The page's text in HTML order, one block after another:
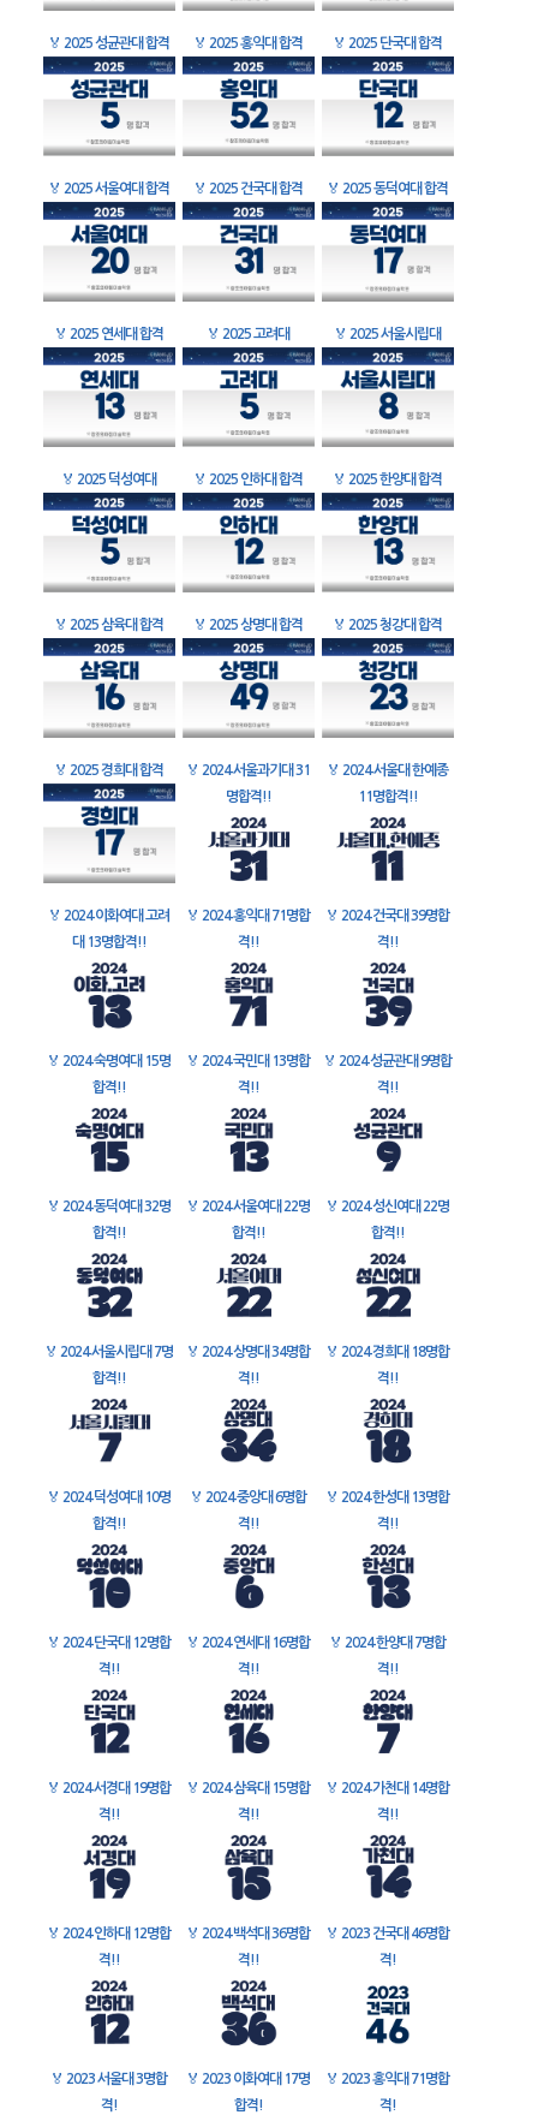
🏅 2025 성균관대 합격 🏅 2025 홍익대 합격 🏅 2025 단국대 합격
🏅 2025 서울여대 합격 🏅 2025 건국대 합격 🏅 2025 동덕여대 합격
🏅 2025 연세대 합격 🏅 2025 고려대 🏅 2025 서울시립대
🏅 2025 덕성여대 🏅 2025 인하대 합격 🏅 2025 한양대 합격
🏅 2025 삼육대 합격 🏅 2025 상명대 합격 🏅 2025 청강대 합격
🏅 2025 경희대 합격 🏅 2024 서울과기대 31
명합격!!
🏅 2024 서울대 한예종
11명합격!!
🏅 2024 이화여대 고려
대 13명합격!!
🏅 2024 홍익대 71명합
격!!
🏅 2024 건국대 39명합
격!!
🏅 2024 숙명여대 15명
합격!!
🏅 2024 국민대 13명합
격!!
🏅 2024 성균관대 9명합
격!!
🏅 2024 동덕여대 32명
합격!!
🏅 2024 서울여대 22명
합격!!
🏅 2024 성신여대 22명
합격!!
🏅 2024 서울시립대 7명
합격!!
🏅 2024 상명대 34명합
격!!
🏅 2024 경희대 18명합
격!!
🏅 2024 덕성여대 10명
합격!!
🏅 2024 중앙대 6명합
격!!
🏅 2024 한성대 13명합
격!!
🏅 2024 단국대 12명합
격!!
🏅 2024 연세대 16명합
격!!
🏅 2024 한양대 7명합
격!!
🏅 2024 서경대 19명합
격!!
🏅 2024 삼육대 15명합
격!!
🏅 2024 가천대 14명합
격!!
🏅 2024 인하대 12명합
격!!
🏅 2024 백석대 36명합
격!!
🏅 2023 건국대 46명합
격!
🏅 2023 서울대 3명합
격!
🏅 2023 이화여대 17명
합격!
🏅 2023 홍익대 71명합
격!